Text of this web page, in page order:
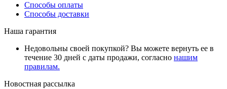
Способы оплаты
Способы доставки
Наша гарантия
Недовольны своей покупкой? Вы можете вернуть ее в
течение 30 дней с даты продажи, согласно нашим
правилам.
Новостная рассылка